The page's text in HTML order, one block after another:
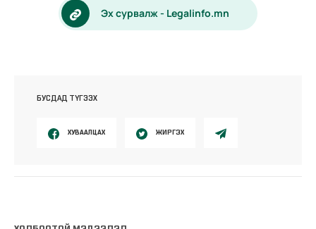
Эх сурвалж - Legalinfo.mn
БУСДАД ТҮГЭЭХ
ХУВААЛЦАХ ЖИРГЭХ